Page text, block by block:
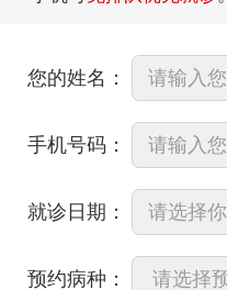
您的姓名：
手机号码：
就诊日期：
预约病种：